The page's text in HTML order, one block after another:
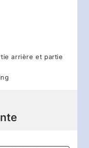
arrière et partie